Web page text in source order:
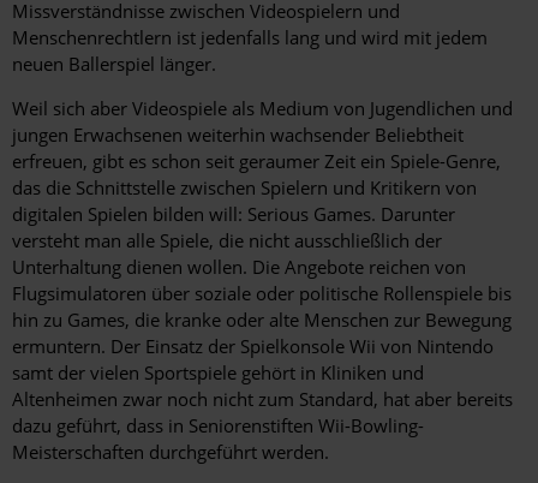
Missverständnisse zwischen Videospielern und
Menschenrechtlern ist jedenfalls lang und wird mit jedem
neuen Ballerspiel länger.
Weil sich aber Videospiele als Medium von Jugendlichen und
jungen Erwachsenen weiterhin wachsender Beliebtheit
erfreuen, gibt es schon seit geraumer Zeit ein Spiele-Genre,
das die Schnittstelle zwischen Spielern und Kritikern von
digitalen Spielen bilden will: Serious Games. Darunter
versteht man alle Spiele, die nicht ausschließlich der
Unterhaltung dienen wollen. Die Angebote reichen von
Flugsimulatoren über soziale oder politische Rollenspiele bis
hin zu Games, die kranke oder alte Menschen zur Bewegung
ermuntern. Der Einsatz der Spielkonsole Wii von Nintendo
samt der vielen Sportspiele gehört in Kliniken und
Altenheimen zwar noch nicht zum Standard, hat aber bereits
dazu geführt, dass in Seniorenstiften Wii-Bowling-
Meisterschaften durchgeführt werden.